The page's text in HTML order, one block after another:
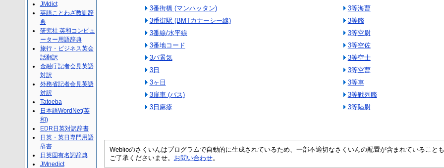
3番街橋 (マンハッタン)
3番街駅 (BMTカナーシー線)
3番線/水平線
3番地コード
3パ景気
3日
3ヶ日
3扉車 (バス)
3日麻疹
3等海曹
3等艦
3等空尉
3等空佐
3等空士
3等空曹
3等車
3等戦列艦
3等陸尉
Weblioのさくいんはプログラムで自動的に生成されているため、一部不適切なさくいんの配置が含まれていること
ご了承くださいませ。 お問い合わせ。
JMdict
英語ことわざ教訓辞
典
研究社 英和コンピュ
ーター用語辞典
旅行・ビジネス英会
話翻訳
金融庁記者会見英語
対訳
外務省記者会見英語
対訳
Tatoeba
日本語WordNet(英
和)
EDR日英対訳辞書
日英・英日専門用語
辞書
日英固有名詞辞典
JMnedict